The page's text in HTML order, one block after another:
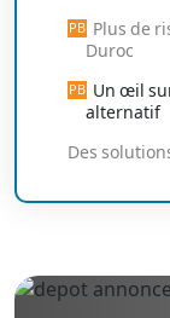
Plus de
Duroc
Un œil
alternatif
Des